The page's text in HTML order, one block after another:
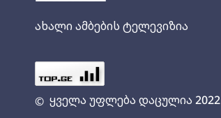
ახალი ამბების ტელევიზია
© ყველა უფლება დაცულია 2022